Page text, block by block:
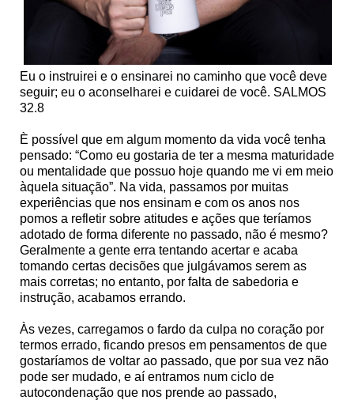
Eu o instruirei e o ensinarei no caminho que você deve
seguir; eu o aconselharei e cuidarei de você. SALMOS
32.8
È possível que em algum momento da vida você tenha
pensado: “Como eu gostaria de ter a mesma maturidade
ou mentalidade que possuo hoje quando me vi em meio
àquela situação”. Na vida, passamos por muitas
experiências que nos ensinam e com os anos nos
pomos a refletir sobre atitudes e ações que teríamos
adotado de forma diferente no passado, não é mesmo?
Geralmente a gente erra tentando acertar e acaba
tomando certas decisões que julgávamos serem as
mais corretas; no entanto, por falta de sabedoria e
instrução, acabamos errando.
Às vezes, carregamos o fardo da culpa no coração por
termos errado, ficando presos em pensamentos de que
gostaríamos de voltar ao passado, que por sua vez não
pode ser mudado, e aí entramos num ciclo de
autocondenação que nos prende ao passado,